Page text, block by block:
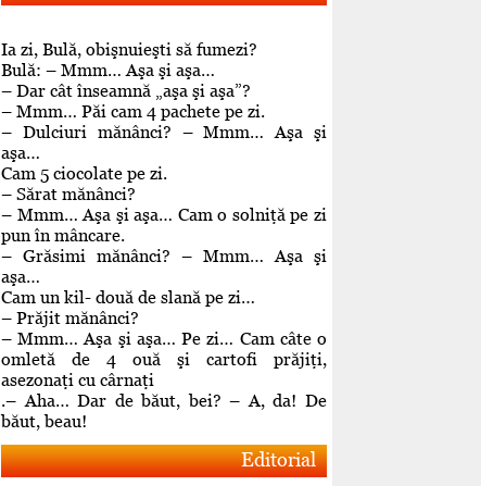
Ia zi, Bulă, obişnuieşti să fumezi?
Bulă: – Mmm… Aşa şi aşa…
– Dar cât înseamnă „aşa şi aşa”?
– Mmm… Păi cam 4 pachete pe zi.
– Dulciuri mănânci? – Mmm… Aşa şi
aşa…
Cam 5 ciocolate pe zi.
– Sărat mănânci?
– Mmm… Aşa şi aşa… Cam o solniţă pe zi
pun în mâncare.
– Grăsimi mănânci? – Mmm… Aşa şi
aşa…
Cam un kil- două de slană pe zi…
– Prăjit mănânci?
– Mmm… Aşa şi aşa… Pe zi… Cam câte o
omletă de 4 ouă şi cartofi prăjiţi,
asezonaţi cu cârnaţi
.– Aha… Dar de băut, bei? – A, da! De
băut, beau!
Editorial